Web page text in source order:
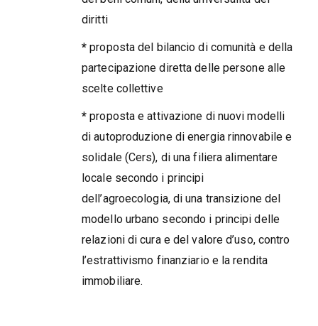
diritti
*proposta del bilancio di comunità e della
partecipazione diretta delle persone alle
scelte collettive
* proposta e attivazione di nuovi modelli
di autoproduzione di energia rinnovabile e
solidale (Cers), di una filiera alimentare
locale secondo i principi
dell’agroecologia, di una transizione del
modello urbano secondo i principi delle
relazioni di cura e del valore d’uso, contro
l’estrattivismo finanziario e la rendita
immobiliare.